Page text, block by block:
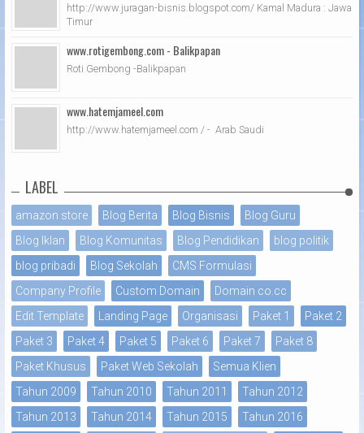
http://www.juragan-bisnis.blogspot.com/ Kamal Madura : Jawa
Timur
www.rotigembong.com - Balikpapan
Roti Gembong -Balikpapan
www.hatemjameel.com
http://www.hatemjameel.com / - Arab Saudi
LABEL
amazon store Blog Berita Blog Bisnis
Blog Guru
Blog Iklan
Blog Komunitas Blog Pendidikan
blog politik
blog pribadi
Blog Sekolah
CMS Formulasi
Company Profile
Custom Domain
Domain co.cc
Edit Template
Landing Page Organisasi Paket 1
Paket 2
Paket 3
Paket 4 Paket 5 Paket 6 Paket 7
Paket 8
Paket Khusus
Paket Web Sekolah
Semua Klien
Tahun 2009
Tahun 2010 Tahun 2011
Tahun 2012
Tahun 2013
Tahun 2014 Tahun 2015 Tahun 2016